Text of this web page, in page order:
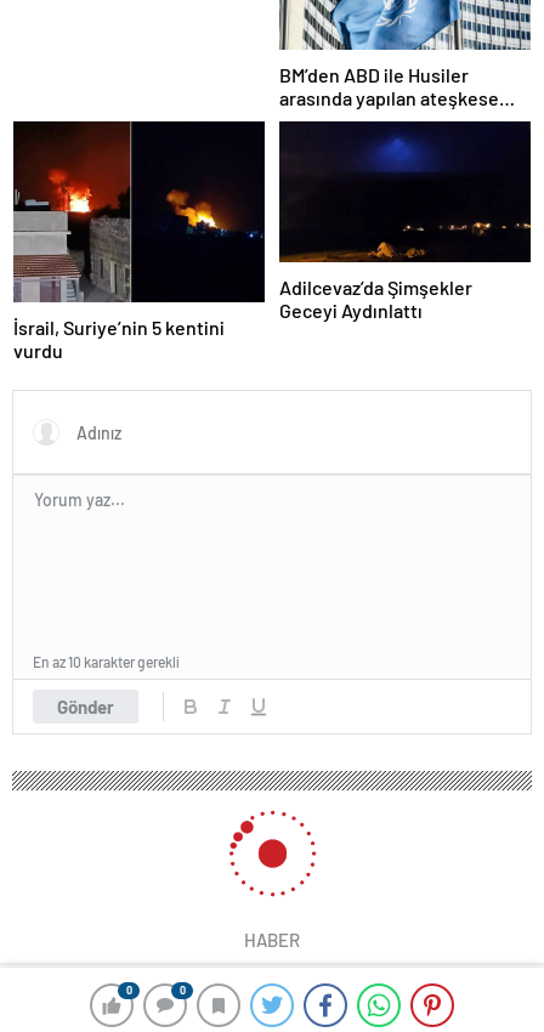
0 0
BM’den ABD ile Husiler
arasında yapılan ateşkese
ilişkin değerlendirme
İsrail, Suriye’nin 5 kentini
vurdu
Adilcevaz’da Şimşekler
Geceyi Aydınlattı
Gönder
En az 10 karakter gerekli
HABER